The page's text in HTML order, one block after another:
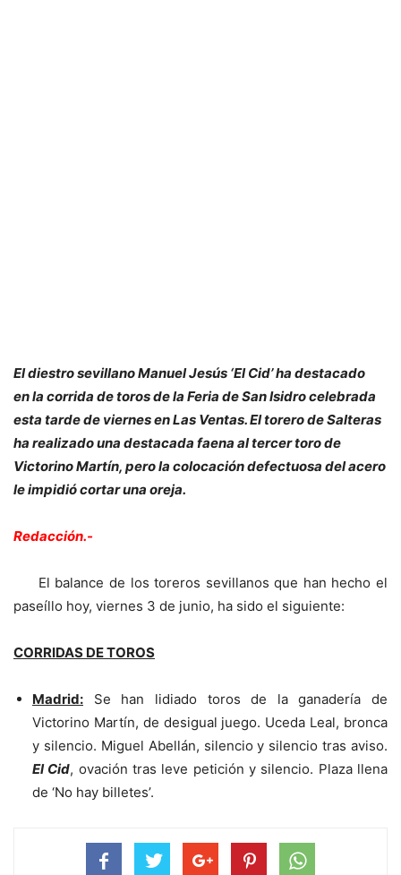
El diestro sevillano Manuel Jesús ‘El Cid’ ha destacado
en la corrida de toros de la Feria de San Isidro celebrada
esta tarde de viernes en Las Ventas. El torero de Salteras
ha realizado una destacada faena al tercer toro de
Victorino Martín, pero la colocación defectuosa del acero
le impidió cortar una oreja.
Redacción.-
El balance de los toreros sevillanos que han hecho el
paseíllo hoy, viernes 3 de junio, ha sido el siguiente:
CORRIDAS DE TOROS
Madrid: Se han lidiado toros de la ganadería de
Victorino Martín, de desigual juego. Uceda Leal, bronca
y silencio. Miguel Abellán, silencio y silencio tras aviso.
El Cid, ovación tras leve petición y silencio. Plaza llena
de ‘No hay billetes’.